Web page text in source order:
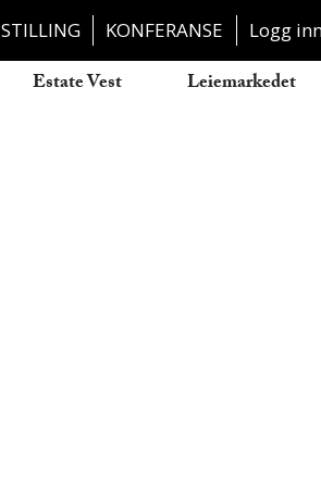
STILLING KONFERANSE Logg
Estate Vest Leiemarkedet